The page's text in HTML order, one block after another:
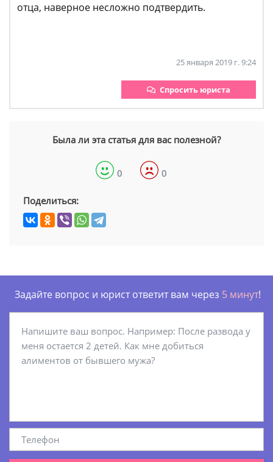
отца, наверное несложно подтвердить.
25 января 2019 г. 9:24
Спросить юриста
Была ли эта статья для вас полезной?
0 0
Поделиться:
Задайте вопрос и юрист ответит вам через 5 минут!